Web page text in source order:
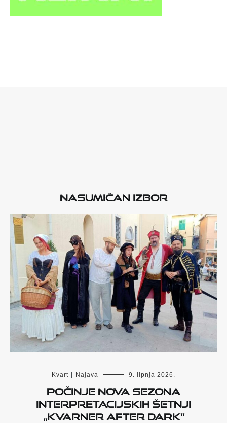
Nasumičan izbor
Kvart | Najava 9. lipnja 2026.
Počinje nova sezona
interpretacijskih šetnji
„Kvarner After Dark”